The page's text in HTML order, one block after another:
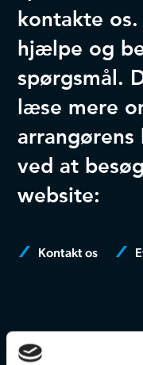
kontakte
hjælpe og
spørgsmål.
læse mere
ved at
website:
Kontakt os